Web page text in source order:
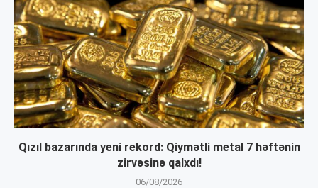
Qızıl bazarında yeni rekord: Qiymətli metal 7 həftənin
zirvəsinə qalxdı!
06/08/2026